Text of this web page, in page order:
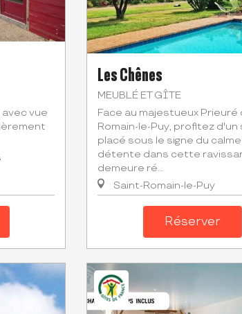
vue
Les Chênes
MEUBLÉ ET GÎTE
Face au majestueux Prieuré
Romain-le-Puy, profitez d'un
placé sous le signe du
détente dans cette
demeure ré...
Saint-Romain-le-Puy
Réserver